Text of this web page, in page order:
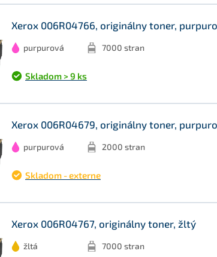
Xerox 006R04766, originálny toner,
purpurová 7000 stran
Skladom > 9 ks
Xerox 006R04679, originálny toner,
purpurová 2000 stran
Skladom - externe
Xerox 006R04767, originálny toner, žltý
žltá 7000 stran